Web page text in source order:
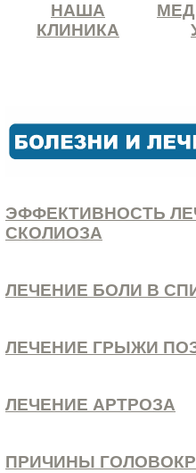
НАША
КЛИНИКА
ЭФФЕКТИВНОСТЬ
СКОЛИОЗА
ЛЕЧЕНИЕ БОЛИ В
ЛЕЧЕНИЕ ГРЫЖИ
ЛЕЧЕНИЕ АРТРОЗА
ПРИЧИНЫ